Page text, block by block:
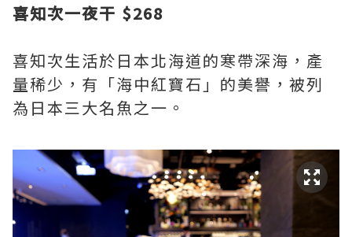
喜知次一夜干 $268
喜知次生活於日本北海道的寒帶深海，產
量稀少，有「海中紅寶石」的美譽，被列
為日本三大名魚之一。